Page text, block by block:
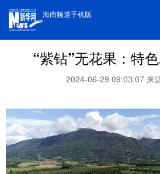
海南频道手机版
“紫钻”无花果：特
2024-06-29 09:03:07 来